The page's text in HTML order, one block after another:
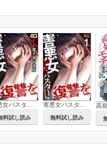
害悪女バスター 不届き者には復讐を【電子単行本版】
料試し読み
害悪女バスター 不届き者には復讐を【単話版】
無料試し読み